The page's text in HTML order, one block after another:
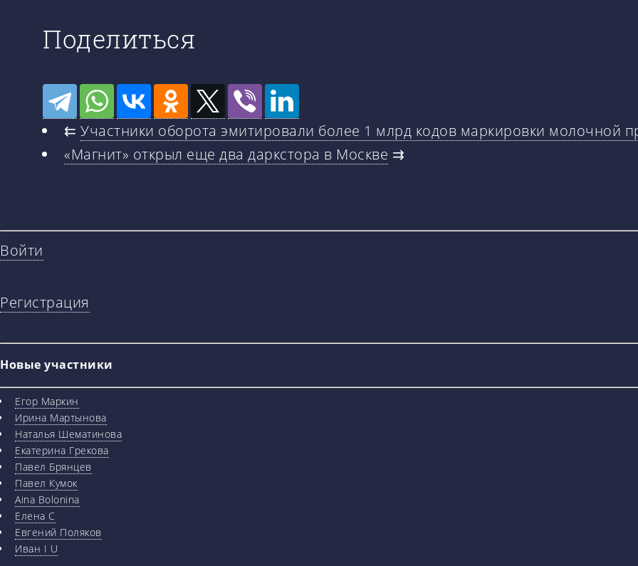
Поделиться
⇇ Участники оборота эмитировали более 1 млрд кодов маркировки молочной
«Магнит» открыл еще два даркстора в Москве ⇉
Войти
Регистрация
Новые участники
Егор Маркин
Ирина Мартынова
Наталья Шематинова
Екатерина Грекова
Павел Брянцев
Павел Кумок
Aina Bolonina
Елена С
Евгений Поляков
Иван I U